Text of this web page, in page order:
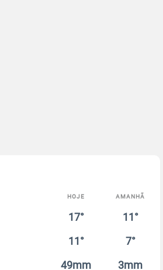
HOJE AMANHÃ
17° 11°
11° 7°
49mm 3mm